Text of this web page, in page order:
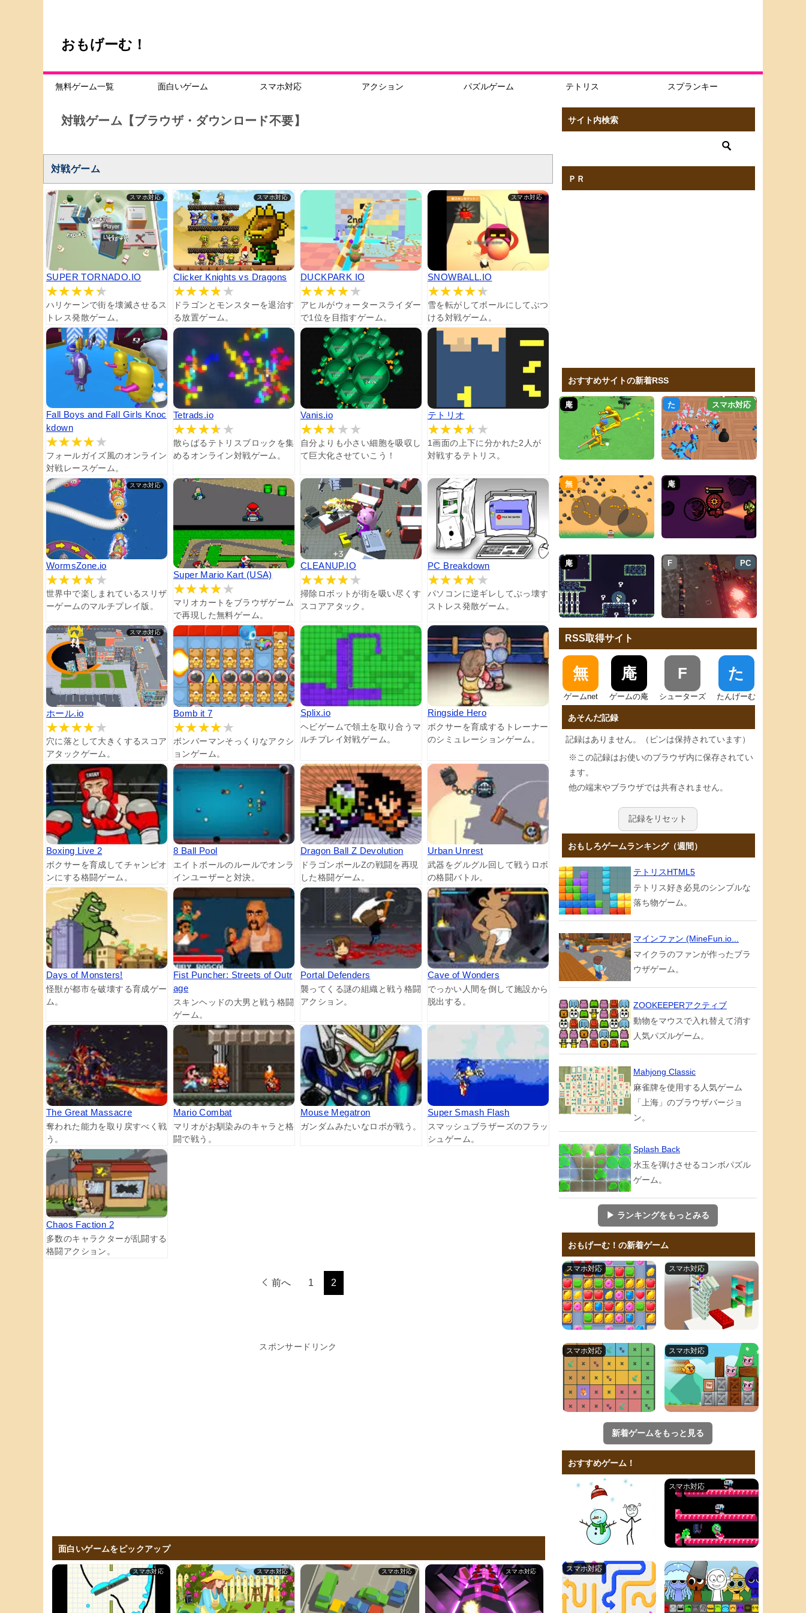
おもげーむ！
無料ゲーム一覧 面白いゲーム スマホ対応 アクション パズルゲーム テトリス スプランキー
対戦ゲーム【ブラウザ・ダウンロード不要】
対戦ゲーム
SUPER TORNADO.IO
ハリケーンで街を壊滅させるス
トレス発散ゲーム。
Clicker Knights vs Dragons
ドラゴンとモンスターを退治す
る放置ゲーム。
DUCKPARK IO
アヒルがウォータースライダー
で1位を目指すゲーム。
SNOWBALL.IO
雪を転がしてボールにしてぶつ
ける対戦ゲーム。
Fall Boys and Fall Girls Knoc
kdown
フォールガイズ風のオンライン
対戦レースゲーム。
Tetrads.io
散らばるテトリスブロックを集
めるオンライン対戦ゲーム。
Vanis.io
自分よりも小さい細胞を吸収し
て巨大化させていこう！
テトリオ
1画面の上下に分かれた2人が
対戦するテトリス。
WormsZone.io
世界中で楽しまれているスリザ
ーゲームのマルチプレイ版。
Super Mario Kart (USA)
マリオカートをブラウザゲーム
で再現した無料ゲーム。
CLEANUP.IO
掃除ロボットが街を吸い尽くす
スコアアタック。
PC Breakdown
パソコンに逆ギレしてぶっ壊す
ストレス発散ゲーム。
ホール.io
穴に落として大きくするスコア
アタックゲーム。
Bomb it 7
ボンバーマンそっくりなアクシ
ョンゲーム。
Splix.io
ヘビゲームで領土を取り合うマ
ルチプレイ対戦ゲーム。
Ringside Hero
ボクサーを育成するトレーナー
のシミュレーションゲーム。
Boxing Live 2
ボクサーを育成してチャンピオ
ンにする格闘ゲーム。
8 Ball Pool
エイトボールのルールでオンラ
インユーザーと対決。
Dragon Ball Z Devolution
ドラゴンボールZの戦闘を再現
した格闘ゲーム。
Urban Unrest
武器をグルグル回して戦うロボ
の格闘バトル。
Days of Monsters!
怪獣が都市を破壊する育成ゲー
ム。
Fist Puncher: Streets of Outr
age
スキンヘッドの大男と戦う格闘
ゲーム。
Portal Defenders
襲ってくる謎の組織と戦う格闘
アクション。
Cave of Wonders
でっかい人間を倒して施設から
脱出する。
The Great Massacre
奪われた能力を取り戻すべく戦
う。
Mario Combat
マリオがお馴染みのキャラと格
闘で戦う。
Mouse Megatron
ガンダムみたいなロボが戦う。
Super Smash Flash
スマッシュブラザーズのフラッ
シュゲーム。
Chaos Faction 2
多数のキャラクターが乱闘する
格闘アクション。
前へ 1 2
スポンサードリンク
面白いゲームをピックアップ
サイト内検索
ＰＲ
おすすめサイトの新着RSS
庵 た スマホ対応
無 庵
庵 F PC
RSS取得サイト
無
ゲームnet
庵
ゲームの庵
F
シューターズ
た
たんげーむ
あそんだ記録
記録はありません。（ピンは保持されています）
※この記録はお使いのブラウザ内に保存されてい
ます。
他の端末やブラウザでは共有されません。
記録をリセット
おもしろゲームランキング（週間）
テトリスHTML5
テトリス好き必見のシンプルな
落ち物ゲーム。
マインファン (MineFun.io...
マイクラのファンが作ったブラ
ウザゲーム。
ZOOKEEPERアクティブ
動物をマウスで入れ替えて消す
人気パズルゲーム。
Mahjong Classic
麻雀牌を使用する人気ゲーム
「上海」のブラウザバージョ
ン。
Splash Back
水玉を弾けさせるコンボパズル
ゲーム。
▶ ランキングをもっとみる
おもげーむ！の新着ゲーム
新着ゲームをもっと見る
おすすめゲーム！